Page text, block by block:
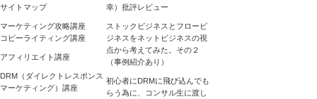
サイトマップ
マーケティング攻略講座
コピーライティング講座
アフィリエイト講座
DRM（ダイレクトレスポンス
マーケティング）講座
幸）批評レビュー
ストックビジネスとフロービ
ジネスをネットビジネスの視
点から考えてみた。その２
（事例紹介あり）
初心者にDRMに飛び込んでも
らう為に、コンサル生に渡し